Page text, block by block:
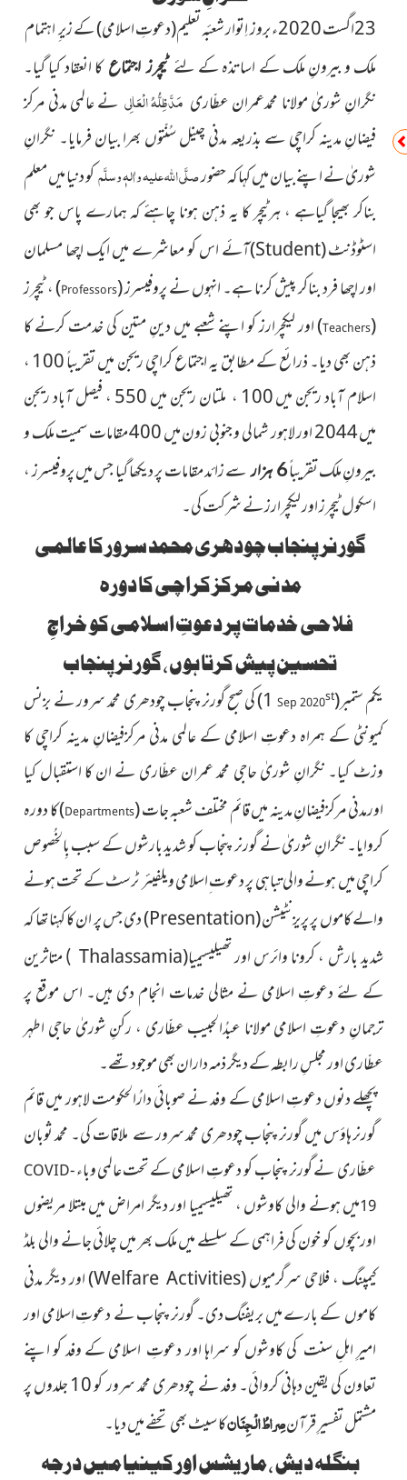
23اگست 2020ء بروز اِتوار شعبٔہ تعلیم (دعوتِ اسلامی)کے زیر ِ اہتمام
ملک و بیرونِ ملک کے اساتذہ کے لئےٹیچرز اجتماعکا انعقاد کیا گیا۔
نگرانِ شوریٰ مولانا محمدعمران عطّاری مَدَّظِلُّہُ الْعَالِی نے عالمی مدنی مرکز
فیضانِ مدینہ کراچی سے بذریعہ مدنی چینل سُنّتوں بھرا بیان فرمایا۔ نگرانِ
شوریٰ نے اپنے بیان میں کہا کہ حضورصلَّی اللہ علیہ واٰلہٖ وسلَّمکو دنیامیں معلم
بناکر بھیجا گیاہے ، ہرٹیچر کا یہ ذہن ہونا چاہئے کہ ہمارے پاس جو بھی
اسٹوڈنٹ(
Student
)آئےاس کو معاشرے میں ایک اچھا مسلمان
اور اچھا فرد بناکر پیش کرنا ہے۔ انہوں نےپروفیسرز(
Professors
)، ٹیچرز
(
Teachers
)اورلیکچرارز کو اپنے شعبے میں دینِ متینکی خدمت کرنے کا
ذہن بھی دیا۔ ذرائع کے مطابق یہ اجتماع کراچی ریجن میں تقریباً 100 ،
اسلام آباد ریجن میں 100 ، ملتان ریجن میں 550 ، فیصل آباد ریجن
میں 2044 اور لاہور شمالی و جنوبی زون میں 400 مقامات سمیت ملک و
بیرونِ ملک تقریباً6 ہزار
سے زائد مقامات پر دیکھا گیا جس میں پروفیسرز ،
اسکول ٹیچرز اور لیکچرارز نے شرکت کی۔
گورنر پنجاب چودھری محمد سرور کا عالمی
مدنی مرکز کراچی کا دورہ
فلاحی خدمات پر دعوتِ اسلامی کو خراجِ
تحسین پیش کرتا ہوں ، گورنر پنجاب
یکمستمبر(
st
Sep 2020
1) کی صبح گورنرپنجاب چودھری محمد سرور نے بزنس
کمیونٹی کے ہمراہ دعوتِ اسلامی کے عالمی مدنی مرکزفیضانِ مدینہ کراچی کا
وزٹ کیا۔ نگرانِ شوریٰ حاجی محمد عمران عطّاری نے ان کا استقبال کیا
اورمدنی مرکزفیضانِ مدینہ میں قائم مختلف شعبہ جات(
Departments
)کا دورہ
کروایا۔ نگرانِ شوریٰ نے گورنر پنجاب کو شدید بارشوں کے سبب بِالخُصوص
کراچی میں ہونے والی تباہی پردعوت ِاسلامی ویلفیئر ٹرسٹ کے تحت ہونے
والے کاموں پرپریزنٹیشن(
Presentation
)دی جس پر ان کاکہنا تھا کہ
شدید بارش ، کرونا وائرس اورتھیلیسیمیا(
Thalassamia
)متاثرین
کے لئے دعوتِ اسلامی نے مثالی خدمات انجام دی ہیں۔ اس موقع پر
ترجمانِ دعوتِ اسلامی مولانا عبدُالحبیب عطّاری ، رکنِ شوریٰ حاجی اطہر
عطّاری اور مجلسِ رابطہ کے دیگر ذمہ داران بھی موجود تھے۔
پچھلے دنوں دعوتِ اسلامی کے وفد نے صوبائی دارُالحکومت لاہور میں قائم
گورنر ہاؤس میں گورنر پنجاب چودھری محمد سرور سے ملاقات کی۔ محمد ثوبان
عطّاری نے گورنر پنجاب کو دعوتِ اسلامی کے تحت عالمی وباءCOVID-
19میںہونے والی کاوشوں ، تھیلیسیمیا اور دیگر امراض میں مبتلا مریضوں
اور بچوں کو خون کی فراہمی کے سلسلے میں ملک بھر میں چلائی جانے والی بلڈ
کیمپنگ ، فلاحیسرگرمیوں(
Welfare Activities
)اور دیگرمدنی
کاموں کے بارے میں بریفنگ دی۔ گورنر پنجاب نے دعوتِ اسلامی اور
امیرِ اہلِ سنت کی کاوشوں کو سراہا اور دعوتِ اسلامی کے وفد کو اپنے
تعاون کی یقین دہانی کروائی۔ وفد نے چودھری محمد سرور کو 10 جلدوں پر
مشتمل تفسیرِ قرآنصِراطُ الْجِنَانکا سیٹ بھی تحفے میں دیا۔
بنگلہ دیش ، ماریشس اور کینیا میں درجہ